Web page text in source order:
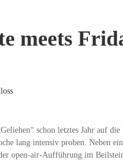
meets
schon letztes Jahr auf
lang intensiv proben. Neben
open-air-Aufführung im